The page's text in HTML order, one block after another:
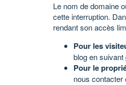
Le nom de domaine
cette interruption.
rendant son accès
Pour les
blog en suivant
Pour le
nous contacter